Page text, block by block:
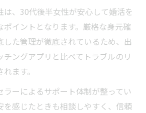
、30代後半女性が安心して婚活を
ポイントとなります。厳格な身元確
た管理が徹底されているため、出
ングアプリと比べてトラブルのリ
ます。
ラーによるサポート体制が整ってい
を感じたときも相談しやすく、信頼